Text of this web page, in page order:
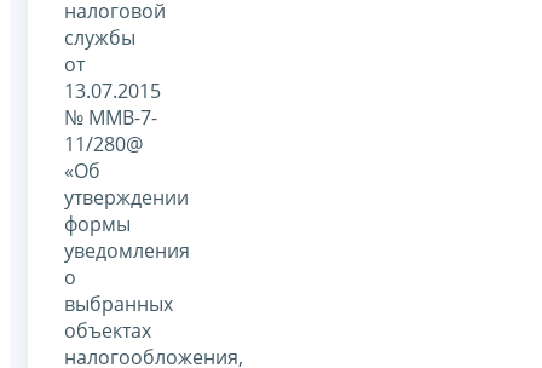
налоговой
службы
от
13.07.2015
№ ММВ-7-
11/280@
«Об
утверждении
формы
уведомления
о
выбранных
объектах
налогообложения,